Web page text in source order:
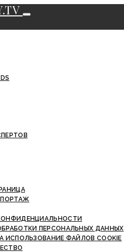
ПЕРСОНАЛЬНЫХ ДАННЫХ
ИСПОЛЬЗОВАНИЕ ФАЙЛОВ COOKIE